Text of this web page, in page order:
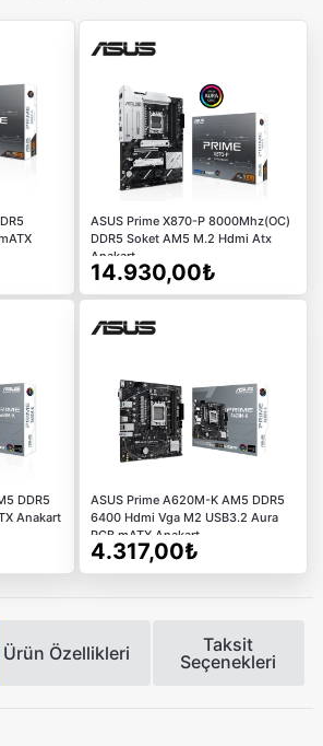
ASUS Prime X870-P 8000Mhz(OC)
DDR5 Soket AM5 M.2 Hdmi Atx
Anakart
14.930,00₺
DDR5
Anakart
ASUS Prime A620M-K AM5 DDR5
6400 Hdmi Vga M2 USB3.2 Aura
RGB mATX Anakart
4.317,00₺
Ürün Özellikleri
Taksit
Seçenekleri